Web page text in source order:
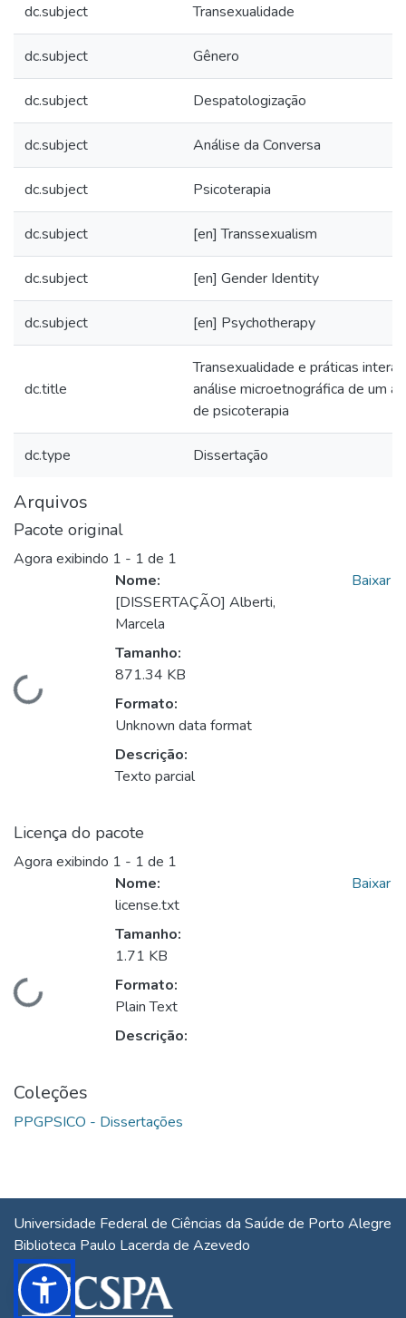
dc.subject Transexualidade
dc.subject Gênero
dc.subject Despatologização
dc.subject Análise da Conversa
dc.subject Psicoterapia
dc.subject [en] Transsexualism
dc.subject [en] Gender Identity
dc.subject [en] Psychotherapy
dc.title
Transexualidade e práticas
análise microetnográfica de um
de psicoterapia
dc.type Dissertação
Arquivos
Pacote original
Agora exibindo 1 - 1 de 1
Carregando...
Nome:
[DISSERTAÇÃO] Alberti,
Marcela
Tamanho:
871.34 KB
Formato:
Unknown data format
Descrição:
Texto parcial
Baixar
Licença do pacote
Agora exibindo 1 - 1 de 1
Carregando...
Nome:
license.txt
Tamanho:
1.71 KB
Formato:
Plain Text
Descrição:
Baixar
Coleções
PPGPSICO - Dissertações
Universidade Federal de Ciências da Saúde de Porto Alegre
Biblioteca Paulo Lacerda de Azevedo